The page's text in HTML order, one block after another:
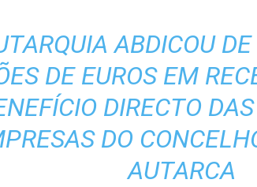
ABDICOU
DE EUROS EM
DIRECTO
DO
AUTARCA